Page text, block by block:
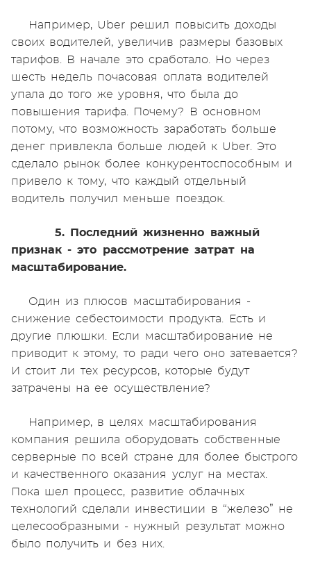
Например, Uber решил повысить доходы
своих водителей, увеличив размеры базовых
тарифов. В начале это сработало. Но через
шесть недель почасовая оплата водителей
упала до того же уровня, что была до
повышения тарифа. Почему? В основном
потому, что возможность заработать больше
денег привлекла больше людей к Uber. Это
сделало рынок более конкурентоспособным и
привело к тому, что каждый отдельный
водитель получил меньше поездок.
5. Последний жизненно важный
признак - это рассмотрение затрат на
масштабирование.
Один из плюсов масштабирования -
снижение себестоимости продукта. Есть и
другие плюшки. Если масштабирование не
приводит к этому, то ради чего оно затевается?
И стоит ли тех ресурсов, которые будут
затрачены на ее осуществление?
Например, в целях масштабирования
компания решила оборудовать собственные
серверные по всей стране для более быстрого
и качественного оказания услуг на местах.
Пока шел процесс, развитие облачных
технологий сделали инвестиции в “железо” не
целесообразными - нужный результат можно
было получить и без них.